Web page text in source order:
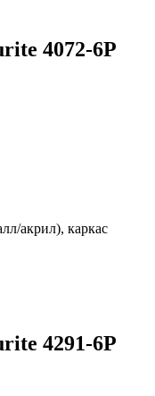
4072-6P
акрил), каркас
4291-6P